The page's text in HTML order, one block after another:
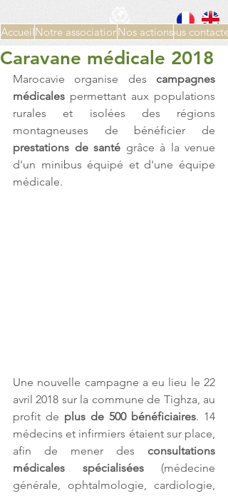
AccueilNotre association Nous contacter
Nos actions
Caravane médicale 2018
Marocavie organise des campagnes
médicales permettant aux populations
rurales et isolées des régions
prestations de santé grâce à la venue
d'un minibus équipé et d'une équipe
médicale.
Une nouvelle campagne a eu lieu le 22
avril 2018 sur la commune de Tighza, au
profit de plus de 500 bénéficiaires. 14
médecins et infirmiers étaient sur place,
afin de mener des consultations
médicales spécialisées (médecine
générale, ophtalmologie, cardiologie,